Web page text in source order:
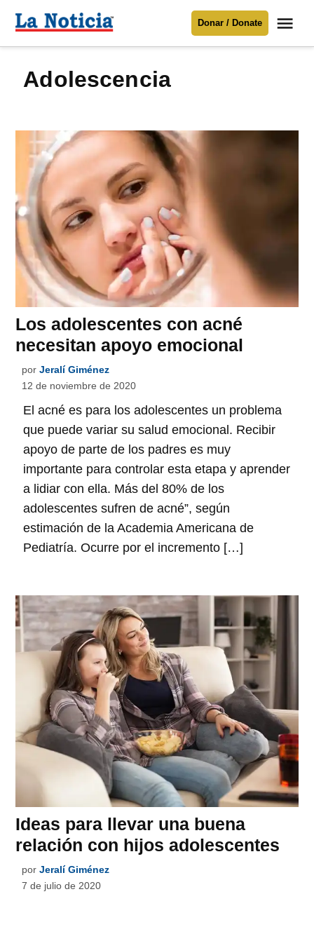
Para mantenerte informado necesitamos
contenido
Noticia
Donar / Donate
adolescencia
Los adolescentes con acné
necesitan apoyo emocional
por Jeralí Giménez
12 de noviembre de 2020
El acné es para los adolescentes un problema
que puede variar su salud emocional. Recibir
apoyo de parte de los padres es muy
importante para controlar esta etapa y aprender
a lidiar con ella. Más del 80% de los
adolescentes sufren de acné”, según
estimación de la Academia Americana de
Pediatría. Ocurre por el incremento […]
Ideas para llevar una buena
relación con hijos adolescentes
por Jeralí Giménez
7 de julio de 2020